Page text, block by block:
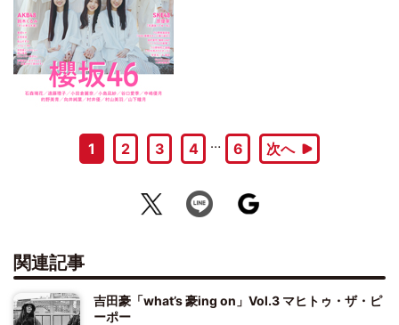
1 2 3 4 … 6 次へ
関連記事
吉田豪「what’s 豪ing on」Vol.3 マヒトゥ・ザ・ピ
ーポー